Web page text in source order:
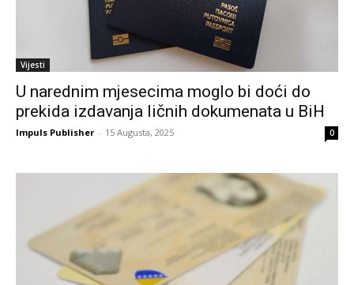
Vijesti
U narednim mjesecima moglo bi doći do
prekida izdavanja ličnih dokumenata u BiH
Impuls Publisher - 15 Augusta, 2025 0